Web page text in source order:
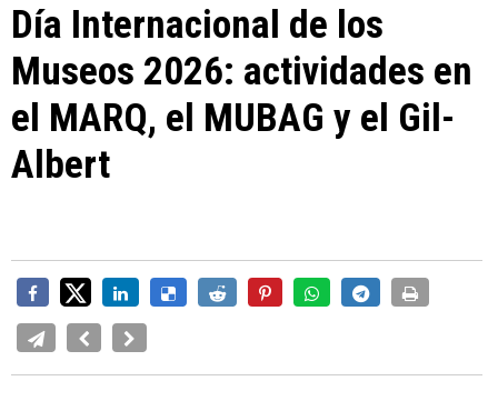
Día Internacional de los
Museos 2026: actividades en
el MARQ, el MUBAG y el Gil-
Albert